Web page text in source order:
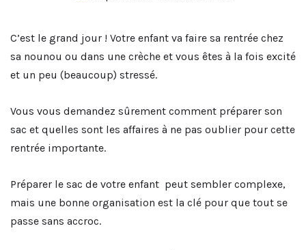
C’est le grand jour ! Votre enfant va faire sa rentrée chez
sa nounou ou dans une crèche et vous êtes à la fois excité
et un peu (beaucoup) stressé.
Vous vous demandez sûrement comment préparer son
sac et quelles sont les affaires à ne pas oublier pour cette
rentrée importante.
Préparer le sac de votre enfant peut sembler complexe,
mais une bonne organisation est la clé pour que tout se
passe sans accroc.